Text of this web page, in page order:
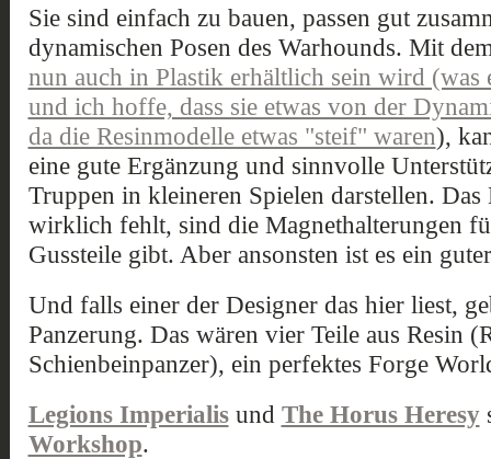
Sie sind einfach zu bauen, passen gut
dynamischen Posen des Warhounds. Mit
nun auch in Plastik erhältlich sein wird
und ich hoffe, dass sie etwas von der
da die Resinmodelle etwas "steif" waren),
eine gute Ergänzung und sinnvolle
Truppen in kleineren Spielen darstellen. Das
wirklich fehlt, sind die Magnethalterungen
Gussteile gibt. Aber ansonsten ist es ein
Und falls einer der Designer das hier liest,
Panzerung. Das wären vier Teile aus Resin
Schienbeinpanzer), ein perfektes Forge
Legions Imperialis und The Horus Heresy
Workshop.